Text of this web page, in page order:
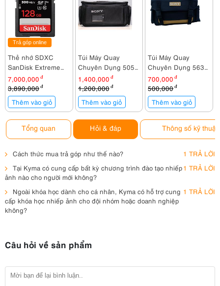
Trả góp online
Thẻ nhớ SDXC
SanDisk Extreme
Pro 128GB
300Mb/260Mb/s
7,000,000 đ
3,890,000đ
Thêm vào giỏ
Túi Máy Quay
Chuyên Dụng 505
(47x 25x 25cm)
1,400,000 đ
1,200,000 đ
Thêm vào giỏ
Túi Máy Quay
Chuyên Dụng 563
(30x20x18)
700,000 đ
500,000đ
Thêm vào giỏ
Tổng quan Hỏi & đáp Thông số kỹ thuật
Cách thức mua trả góp như thế nào?
1 TRẢ LỜI
Tại Kyma có cung cấp bất kỳ chương trình đào tạo nhiếp
ảnh nào cho người mới không?
1 TRẢ LỜI
Ngoài khóa học dành cho cá nhân, Kyma có hỗ trợ cung
cấp khóa học nhiếp ảnh cho đội nhóm hoặc doanh nghiệp
không?
1 TRẢ LỜI
Câu hỏi về sản phẩm